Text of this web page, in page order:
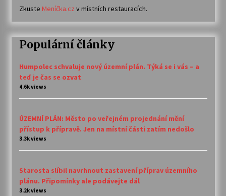
Zkuste Meníčka.cz v místních restauracích.
Populární články
Humpolec schvaluje nový územní plán. Týká se i vás – a
teď je čas se ozvat
4.6k views
ÚZEMNÍ PLÁN: Město po veřejném projednání mění
přístup k přípravě. Jen na místní části zatím nedošlo
3.3k views
Starosta slíbil navrhnout zastavení příprav územního
plánu. Připomínky ale podávejte dál
3.2k views